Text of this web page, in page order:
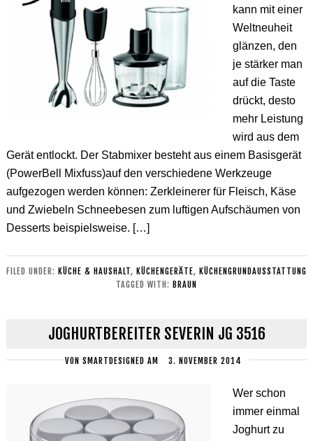
kann mit einer
Weltneuheit
glänzen, den
je stärker man
auf die Taste
drückt, desto
mehr Leistung
wird aus dem
Gerät entlockt. Der Stabmixer besteht aus einem Basisgerät
(PowerBell Mixfuss)auf den verschiedene Werkzeuge
aufgezogen werden können: Zerkleinerer für Fleisch, Käse
und Zwiebeln Schneebesen zum luftigen Aufschäumen von
Desserts beispielsweise. […]
FILED UNDER: KÜCHE & HAUSHALT, KÜCHENGERÄTE, KÜCHENGRUNDAUSSTATTUNG
TAGGED WITH: BRAUN
JOGHURTBEREITER SEVERIN JG 3516
VON SMARTDESIGNED AM 3. NOVEMBER 2014
Wer schon
immer einmal
Joghurt zu